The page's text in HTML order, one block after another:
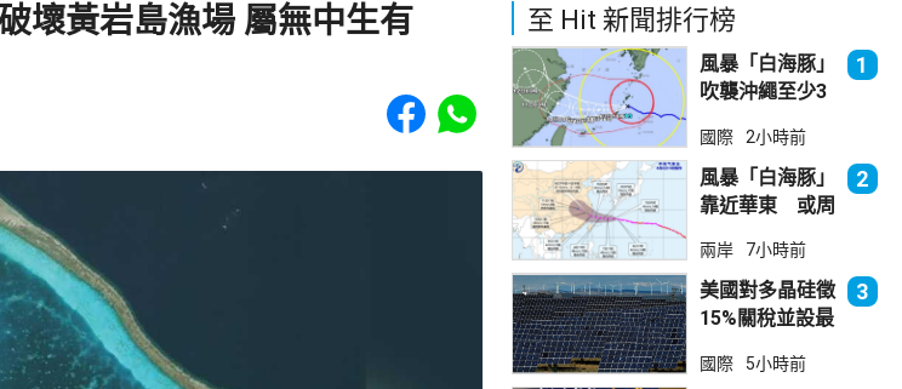
壞黃岩島漁場 屬無中生有
Share to Facebook
Share to WhatsApp
至 Hit 新聞排行榜
風暴「白海豚」
吹襲沖繩至少3
取消
1
國際 2小時前
風暴「白海豚」
靠近華東 或周
2
兩岸 7小時前
美國對多晶硅徵
15%關稅並設最
克：中國無法再
3
國際 5小時前